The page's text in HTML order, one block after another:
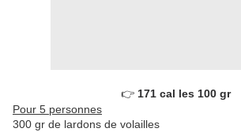
👉 171 cal les 100 gr
Pour 5 personnes
300 gr de lardons de volailles